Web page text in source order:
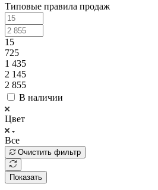
Типовые правила продаж
15
725
1 435
2 145
2 855
В наличии
Цвет
Все
Очистить фильтр
Показать